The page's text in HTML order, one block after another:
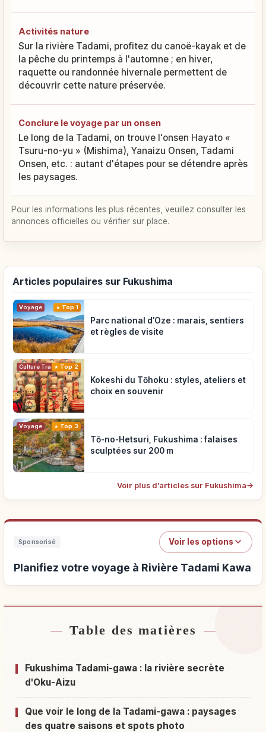
Activités nature
Sur la rivière Tadami, profitez du canoë-kayak et de
la pêche du printemps à l'automne ; en hiver,
raquette ou randonnée hivernale permettent de
découvrir cette nature préservée.
Conclure le voyage par un onsen
Le long de la Tadami, on trouve l'onsen Hayato «
Tsuru-no-yu » (Mishima), Yanaizu Onsen, Tadami
Onsen, etc. : autant d'étapes pour se détendre après
les paysages.
Pour les informations les plus récentes, veuillez consulter les
annonces officielles ou vérifier sur place.
Articles populaires sur Fukushima
Voyage Top 1
Parc national d’Oze : marais, sentiers
et règles de visite
Culture Traditionnelle
Top 2
Kokeshi du Tōhoku : styles, ateliers et
choix en souvenir
Voyage Top 3
Tō-no-Hetsuri, Fukushima : falaises
sculptées sur 200 m
Voir plus d'articles sur Fukushima→
Sponsorisé Voir les options
Planifiez votre voyage à Rivière Tadami Kawa
Hébergements près de Rivière Tadami Kawa
Activités à Rivière Tadami Kawa↗
Table des matières
Fukushima Tadami-gawa : la rivière secrète
d'Oku-Aizu
Que voir le long de la Tadami-gawa : paysages
des quatre saisons et spots photo